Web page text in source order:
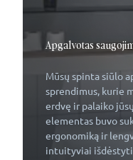
Apgalvotas
Mūsų spinta siūlo
sprendimus, kurie
erdvę ir palaiko
elementas buvo
ergonomiką ir
intuityviai